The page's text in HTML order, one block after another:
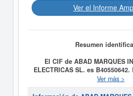
Ver el Informe
Resumen
El CIF de ABAD MARQUES
ELECTRICAS SL. es B40550642.
MARQUES INSTALACIONES
fundada el día 01/01/2019
Ver más >